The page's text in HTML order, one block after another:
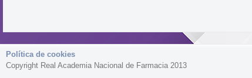
Política de cookies
Copyright Real Academia Nacional de Farmacia 2013